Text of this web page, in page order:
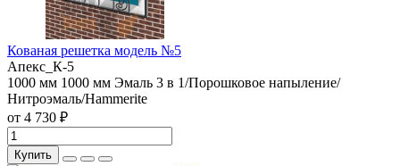
Кованая решетка модель №5
Апекс_К-5
1000 мм 1000 мм Эмаль 3 в 1/Порошковое напыление/
Нитроэмаль/Hammerite
от 4 730 ₽
Купить